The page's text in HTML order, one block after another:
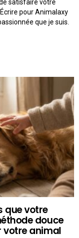
satisfaire votre
pour Animalaxy
que je suis.
que votre
douce
votre animal